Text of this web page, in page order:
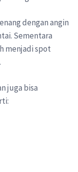
dengan angin
Sementara
menjadi spot
juga bisa